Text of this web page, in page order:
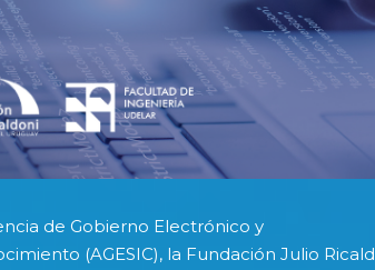
de Gobierno Electrónico y
(AGESIC), la Fundación Julio